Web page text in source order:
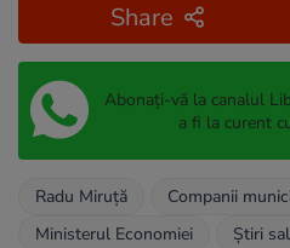
Share
Abonați-vă la canalul
a fi la curent
Radu Miruță
Companii
Ministerul Economiei
Știri